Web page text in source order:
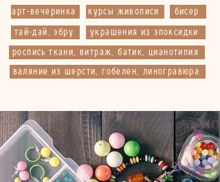
украшения из эпоксидки
арт-вечеринка бисер
тай-дай, эбру
роспись ткани, витраж, батик, цианотипия
курсы живописи
валяние из шерсти, гобелен, линогравюра